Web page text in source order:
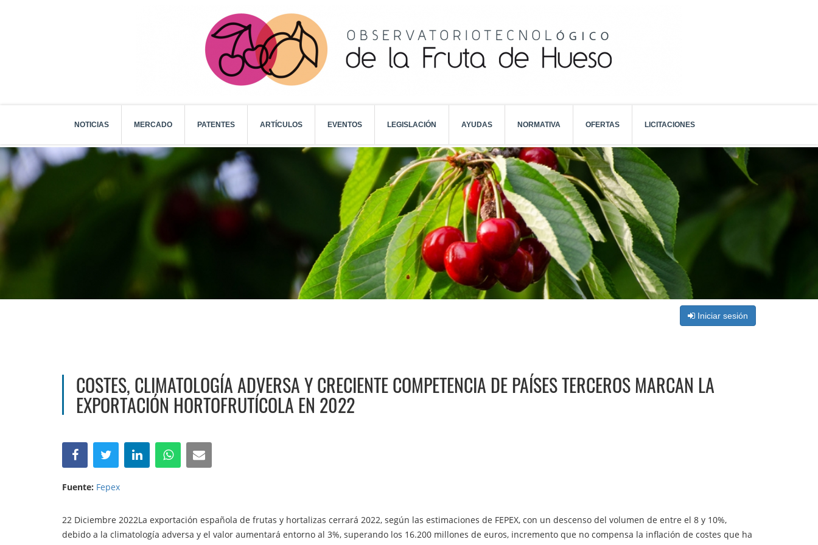
NOTICIAS MERCADO PATENTES ARTÍCULOS EVENTOS LEGISLACIÓN AYUDAS NORMATIVA OFERTAS LICITACIONES
Iniciar sesión
COSTES, CLIMATOLOGÍA ADVERSA Y CRECIENTE COMPETENCIA DE PAÍSES TERCEROS MARCAN LA
EXPORTACIÓN HORTOFRUTÍCOLA EN 2022
Fuente: Fepex
22 Diciembre 2022La exportación española de frutas y hortalizas cerrará 2022, según las estimaciones de FEPEX, con un descenso del volumen de entre el 8 y 10%,
debido a la climatología adversa y el valor aumentará entorno al 3%, superando los 16.200 millones de euros, incremento que no compensa la inflación de costes que ha